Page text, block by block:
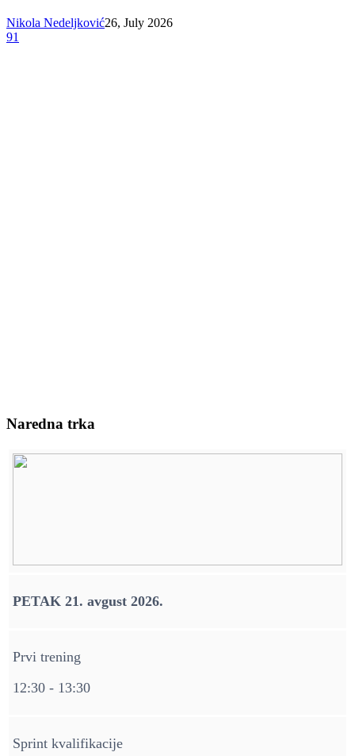
Nikola Nedeljković26, July 2026
91
Naredna trka
PETAK 21. avgust 2026.
Prvi trening
12:30 - 13:30
Sprint kvalifikacije